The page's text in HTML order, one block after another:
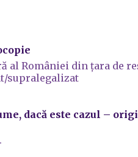
al României din ţara de
supralegalizat
dacă este cazul –